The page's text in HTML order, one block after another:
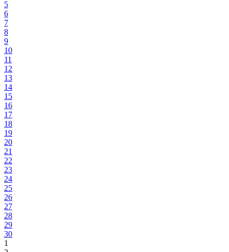
5
6
7
8
9
10
11
12
13
14
15
16
17
18
19
20
21
22
23
24
25
26
27
28
29
30
1